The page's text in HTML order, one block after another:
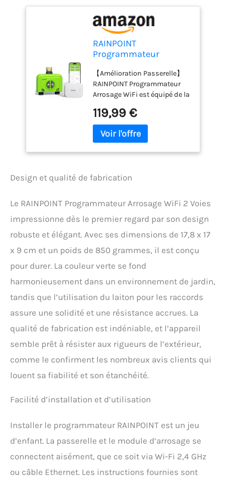
RAINPOINT
Programmateur
avec Passerelle
Ethernet et Entrée en
Laiton, Smart Minuteur
Arrosage Automatique,
Commande APP/vocale,
Retard de
Pluie/Manuel, 2x6
Plans, pour Jardin
【Amélioration Passerelle】
RAINPOINT Programmateur
Arrosage WiFi est équipé de la
HWG040, compatible Wi-Fi
2,4 GHz et connexion par
câble Ethernet, réduisant les
une distance de
150 m. Une passerelle Wi-Fi
permet de coupler jusqu'à 4
programmateurs B-HTV245
(B0DS2J5JGM/B0DS2DX4PQ).
Performances】WiFi
Minuteur Arrosage
vanne à bobine, offrant un
débit d'eau plus important et
ordinaires. L'entrée d'eau 100
% laiton résiste à une
prévient l'usure du filetage et
les fuites, et est durable. La
conception étanche IP65 est
plus résistante aux
de vie plus longue. 【Diverses
Programmateur Aarrosage est
d'arrosage indépendantes,
chacune pouvant configurer
propose 3 modes d'arrosage :
119,99 €
Design et qualité de fabrication
Le RAINPOINT Programmateur Arrosage WiFi 2 Voies
impressionne dès le premier regard par son design
robuste et élégant. Avec ses dimensions de 17,8 x 17
x 9 cm et un poids de 850 grammes, il est conçu
pour durer. La couleur verte se fond
harmonieusement dans un environnement de jardin,
tandis que l’utilisation du laiton pour les raccords
assure une solidité et une résistance accrues. La
qualité de fabrication est indéniable, et l’appareil
semble prêt à résister aux rigueurs de l’extérieur,
comme le confirment les nombreux avis clients qui
louent sa fiabilité et son étanchéité.
Facilité d’installation et d’utilisation
Installer le programmateur RAINPOINT est un jeu
d’enfant. La passerelle et le module d’arrosage se
connectent aisément, que ce soit via Wi-Fi 2,4 GHz
ou câble Ethernet. Les instructions fournies sont